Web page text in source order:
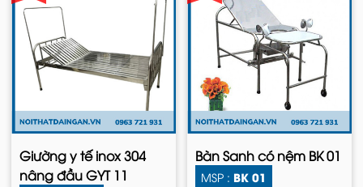
Giường y tế inox 304
nâng đầu GYT 11
Bàn Sanh có nệm BK 01
MSP : BK 01